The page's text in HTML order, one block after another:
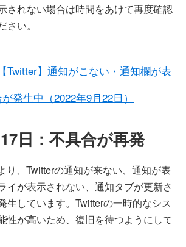
されない場合は時間をあけて再度確認
い。
【Twitter】通知がこない・通知欄が表
発生中（2022年9月22日）
日：不具合が再発
り、Twitterの通知が来ない、通知が表
イが表示されない、通知タブが更新さ
生しています。Twitterの一時的なシス
性が高いため、復旧を待つようにして